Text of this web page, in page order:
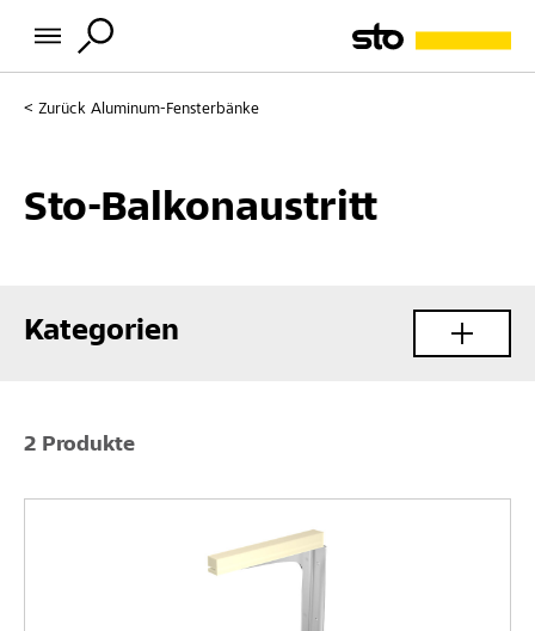
Zurück Aluminum-Fensterbänke
Sto-Balkonaustritt
Kategorien
2 Produkte